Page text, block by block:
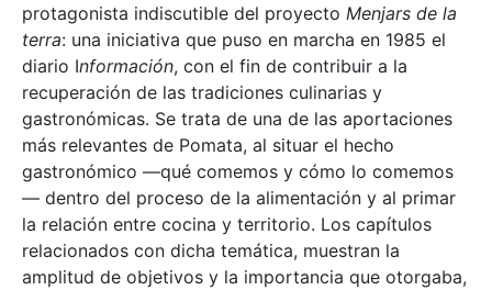
protagonista indiscutible del proyecto Menjars de la
terra: una iniciativa que puso en marcha en 1985 el
diario Información, con el fin de contribuir a la
recuperación de las tradiciones culinarias y
gastronómicas. Se trata de una de las aportaciones
más relevantes de Pomata, al situar el hecho
gastronómico —qué comemos y cómo lo comemos
— dentro del proceso de la alimentación y al primar
la relación entre cocina y territorio. Los capítulos
relacionados con dicha temática, muestran la
amplitud de objetivos y la importancia que otorgaba,